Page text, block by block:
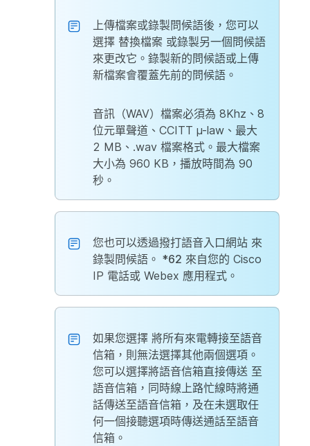
上傳檔案或錄製問候語後，您可以
選擇 替換檔案 或錄製另一個問候語
來更改它。錄製新的問候語或上傳
新檔案會覆蓋先前的問候語。
音訊（WAV）檔案必須為 8Khz、8
位元單聲道、CCITT µ-law、最大
2 MB、.wav 檔案格式。最大檔案
大小為 960 KB，播放時間為 90
秒。
您也可以透過撥打語音入口網站 來
錄製問候語。 *62 來自您的 Cisco
IP 電話或 Webex 應用程式。
如果您選擇 將所有來電轉接至語音
信箱 ，則無法選擇其他兩個選項。
您可以選擇將語音信箱直接傳送 至
語音信箱，同時線上路忙線時將通
話傳送至語音信箱，及在未選取任
何一個接聽選項時傳送通話至語音
信箱。